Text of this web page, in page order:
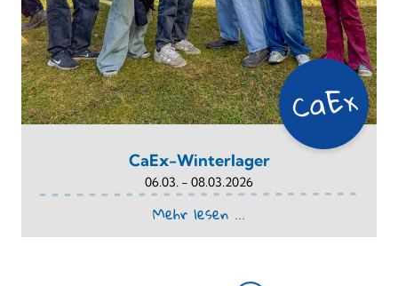
CaEx-Winterlager
06.03. - 08.03.2026
Mehr lesen ...